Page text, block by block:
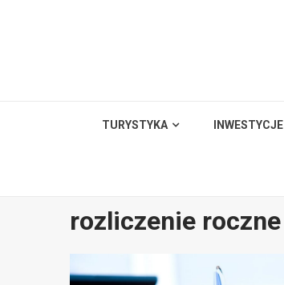
TURYSTYKA INWESTYCJE
rozliczenie roczne